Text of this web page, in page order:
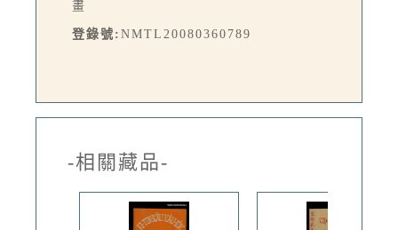
畫
登錄號: NMTL20080360789
-相關藏品-